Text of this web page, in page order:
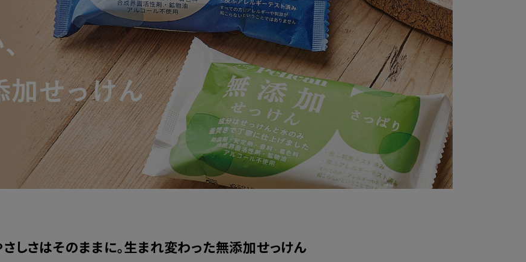
しさはそのままに。生まれ変わった無添加せっけん